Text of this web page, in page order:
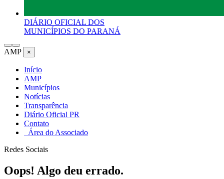
DIÁRIO OFICIAL DOS
MUNICÍPIOS DO PARANÁ
AMP ×
Início
AMP
Municípios
Notícias
Transparência
Diário Oficial PR
Contato
Área do Associado
Redes Sociais
Oops! Algo deu errado.